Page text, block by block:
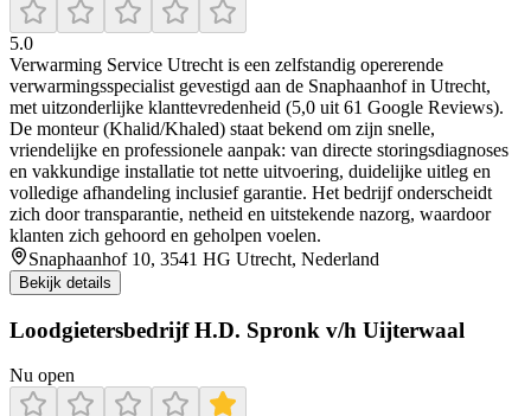
5.0
Verwarming Service Utrecht is een zelfstandig opererende
verwarmingsspecialist gevestigd aan de Snaphaanhof in Utrecht,
met uitzonderlijke klanttevredenheid (5,0 uit 61 Google Reviews).
De monteur (Khalid/Khaled) staat bekend om zijn snelle,
vriendelijke en professionele aanpak: van directe storingsdiagnoses
en vakkundige installatie tot nette uitvoering, duidelijke uitleg en
volledige afhandeling inclusief garantie. Het bedrijf onderscheidt
zich door transparantie, netheid en uitstekende nazorg, waardoor
klanten zich gehoord en geholpen voelen.
Snaphaanhof 10, 3541 HG Utrecht, Nederland
Bekijk details
Loodgietersbedrijf H.D. Spronk v/h Uijterwaal
Nu open